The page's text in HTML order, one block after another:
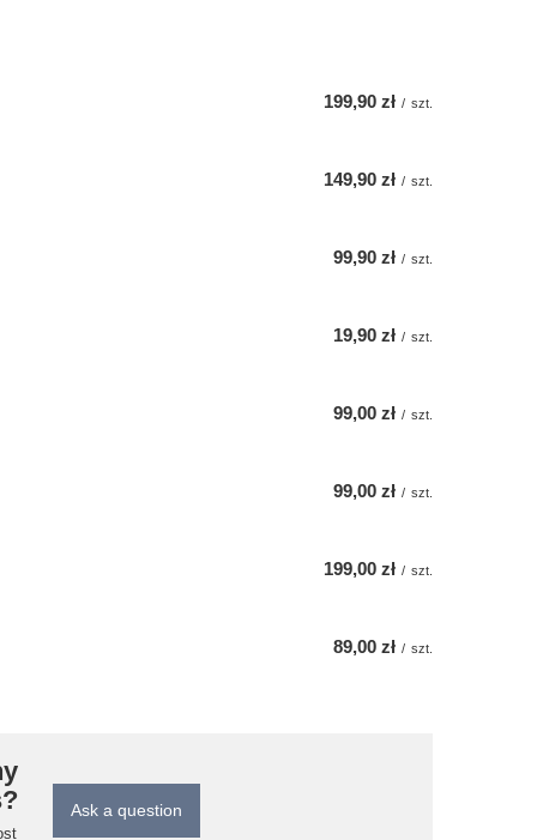
199,90 zł / szt.
149,90 zł / szt.
99,90 zł / szt.
19,90 zł / szt.
99,00 zł / szt.
99,00 zł / szt.
199,00 zł / szt.
89,00 zł / szt.
Ask a question